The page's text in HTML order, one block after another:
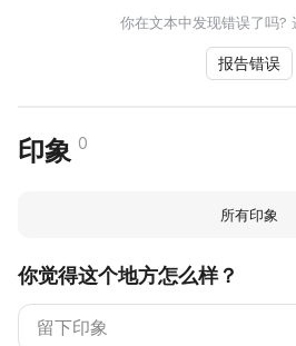
你在文本中发现错误了吗?
报告错误
印象 0
所有印象
你觉得这个地方怎么样？